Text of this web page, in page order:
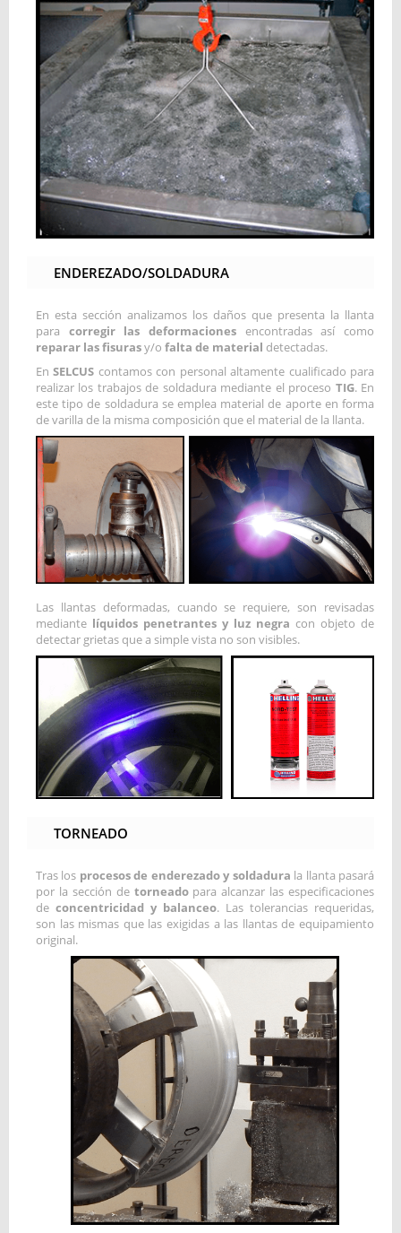
ENDEREZADO/SOLDADURA
En esta sección analizamos los daños que presenta la llanta
para corregir las deformaciones encontradas así como
reparar las fisurasy/o falta de material detectadas.
EnSELCUS contamos con personal altamente cualificado para
realizar los trabajos de soldadura mediante el proceso TIG. En
este tipo de soldadura se emplea material de aporte en forma
de varilla de la misma composición que el material de la llanta.
Las llantas deformadas, cuando se requiere, son revisadas
mediante líquidos penetrantes y luz negra con objeto de
detectar grietas que a simple vista no son visibles.
TORNEADO
Tras los procesos de enderezado y soldadura la llanta pasará
por la sección de torneadopara alcanzar las especificaciones
de concentricidad y balanceo. Las tolerancias requeridas,
son las mismas que las exigidas a las llantas de equipamiento
original.